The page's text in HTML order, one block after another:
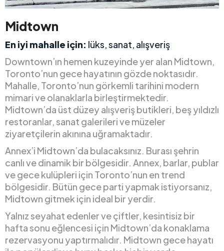
Midtown
En iyi mahalle için: lüks, sanat, alışveriş
Downtown’ın hemen kuzeyinde yer alan Midtown,
Toronto’nun gece hayatının gözde noktasıdır.
Mahalle, Toronto’nun görkemli tarihini modern
mimari ve olanaklarla birleştirmektedir.
Midtown’da üst düzey alışveriş butikleri, beş yıldızlı
restoranlar, sanat galerileri ve müzeler
ziyaretçilerin akınına uğramaktadır.
Annex’i Midtown’da bulacaksınız. Burası şehrin
canlı ve dinamik bir bölgesidir. Annex, barlar, publar
ve gece kulüpleri için Toronto’nun en trend
bölgesidir. Bütün gece parti yapmak istiyorsanız,
Midtown gitmek için ideal bir yerdir.
Yalnız seyahat edenler ve çiftler, kesintisiz bir
hafta sonu eğlencesi için Midtown’da konaklama
rezervasyonu yaptırmalıdır. Midtown gece hayatı